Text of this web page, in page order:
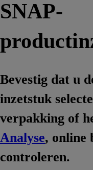
SNAP-
Bevestig dat u
inzetstuk
verpakking of
Analyse, online
controleren.